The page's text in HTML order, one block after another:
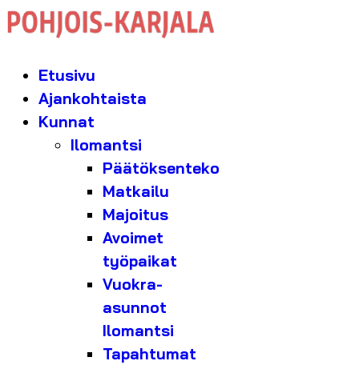
Etusivu
Ajankohtaista
Kunnat
Ilomantsi
Päätöksenteko
Matkailu
Majoitus
Avoimet
työpaikat
Vuokra-
asunnot
Ilomantsi
Tapahtumat